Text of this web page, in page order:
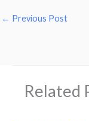
← Previous Post
Related